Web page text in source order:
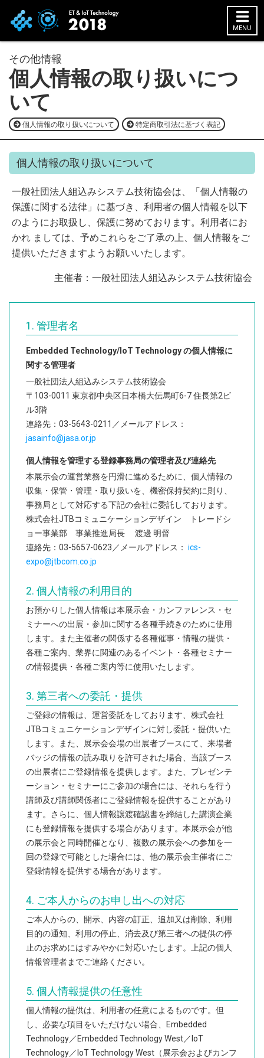
MENU
その他情報
個人情報の取り扱いにつ
いて
個人情報の取り扱いについて 特定商取引法に基づく表記
個人情報の取り扱いについて
一般社団法人組込みシステム技術協会は、「個人情報の
保護に関する法律」に基づき、利用者の個人情報を以下
のようにお取扱し、保護に努めております。利用者にお
かれ ましては、予めこれらをご了承の上、個⼈情報をご
提供いただきますようお願いいたします。
主催者：⼀般社団法⼈組込みシステム技術協会
1. 管理者名
Embedded Technology/IoT Technology の個人情報に
関する管理者
一般社団法人組込みシステム技術協会
〒103-0011 東京都中央区日本橋大伝馬町6-7 住長第2ビ
ル3階
連絡先：03-5643-0211／メールアドレス：
jasainfo@jasa.or.jp
個人情報を管理する登録事務局の管理者及び連絡先
本展示会の運営業務を円滑に進めるために、個人情報の
収集・保管・管理・取り扱いを、機密保持契約に則り、
事務局として対応する下記の会社に委託しております。
株式会社JTBコミュニケーションデザイン トレードシ
ョー事業部 事業推進局長 渡邊 明督
連絡先：03-5657-0623／メールアドレス： ics-
expo@jtbcom.co.jp
2. 個人情報の利用目的
お預かりした個人情報は本展示会・カンファレンス・セ
ミナーへの出展・参加に関する各種手続きのために使用
します。また主催者の関係する各種催事・情報の提供・
各種ご案内、業界に関連のあるイベント・各種セミナー
の情報提供・各種ご案内等に使用いたします。
3. 第三者への委託・提供
ご登録の情報は、運営委託をしております、株式会社
JTBコミュニケーションデザインに対し委託・提供いた
します。また、展示会会場の出展者ブースにて、来場者
バッジの情報の読み取りを許可された場合、当該ブース
の出展者にご登録情報を提供します。また、プレゼンテ
ーション・セミナーにご参加の場合には、それらを行う
講師及び講師関係者にご登録情報を提供することがあり
ます。さらに、個人情報譲渡確認書を締結した講演企業
にも登録情報を提供する場合があります。本展示会が他
の展示会と同時開催となり、複数の展示会への参加を一
回の登録で可能とした場合には、他の展示会主催者にご
登録情報を提供する場合があります。
4. ご本人からのお申し出への対応
ご本人からの、開示、内容の訂正、追加又は削除、利用
目的の通知、利用の停止、消去及び第三者への提供の停
止のお求めにはすみやかに対応いたします。上記の個人
情報管理者までご連絡ください。
5. 個人情報提供の任意性
個人情報の提供は、利用者の任意によるものです。但
し、必要な項目をいただけない場合、Embedded
Technology／Embedded Technology West／IoT
Technology／IoT Technology West（展示会およびカンフ
HOME
展示会概要
開催概要
展示会コンセプト
前回（2017）開催
出展社情報
出展社一覧
出展社検索
新規・注目の出展社紹介
会場マップPDF
カンファレンス一覧
主催者企画
主催者テーマパビリオン
スタートアップ＆グローバルパビリオン
企画イベント
ET/IoT Technology アワード
IoTイノベーションチャレンジ2018
ET/IoT Technology フェスタ
ETロボコン2018
出展のご案内
オフィシャルスポンサー & サポートプログラム
来場のご案内
来場登録について（FAQ）
プレスリリース
プレスの皆様へ
ロゴ・ダウンロード
会場アクセス
Twitter
English
大阪開催展
名古屋開催展
来場者マイページ
来場事前登録はこちら
マッチングシステム